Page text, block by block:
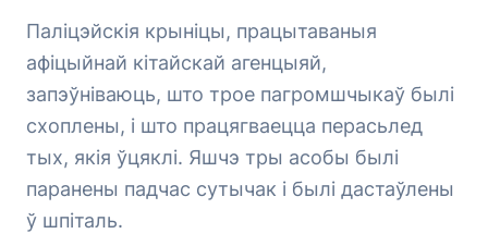
Паліцэйскія крыніцы, працытаваныя
афіцыйнай кітайскай агенцыяй,
запэўніваюць, што трое пагромшчыкаў былі
схоплены, і што працягваецца перасьлед
тых, якія ўцяклі. Яшчэ тры асобы былі
паранены падчас сутычак і былі дастаўлены
ў шпіталь.